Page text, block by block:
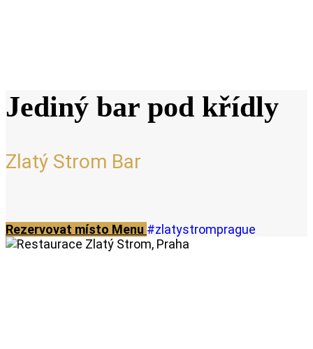
Jediný bar pod křídly
Zlatý Strom Bar
Rezervovat místo Menu #zlatystromprague